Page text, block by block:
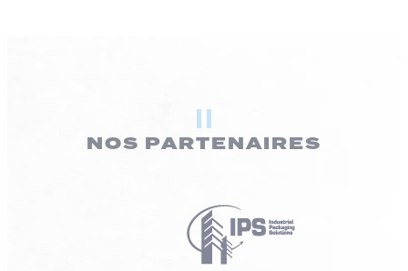
NOS PARTENAIRES